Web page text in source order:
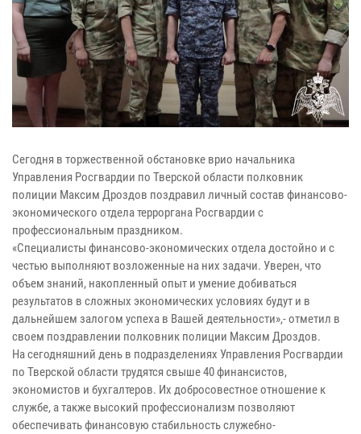
Сегодня в торжественной обстановке врио начальника
Управления Росгвардии по Тверской области полковник
полиции Максим Дроздов поздравил личный состав финансово-
экономического отдела терроргана Росгвардии с
профессиональным праздником.
«Специалисты финансово-экономических отдела достойно и с
честью выполняют возложенные на них задачи. Уверен, что
объем знаний, накопленный опыт и умение добиваться
результатов в сложных экономических условиях будут и в
дальнейшем залогом успеха в Вашей деятельности»,- отметил в
своем поздравлении полковник полиции Максим Дроздов.
На сегодняшний день в подразделениях Управления Росгвардии
по Тверской области трудятся свыше 40 финансистов,
экономистов и бухгалтеров. Их добросовестное отношение к
службе, а также высокий профессионализм позволяют
обеспечивать финансовую стабильность служебно-